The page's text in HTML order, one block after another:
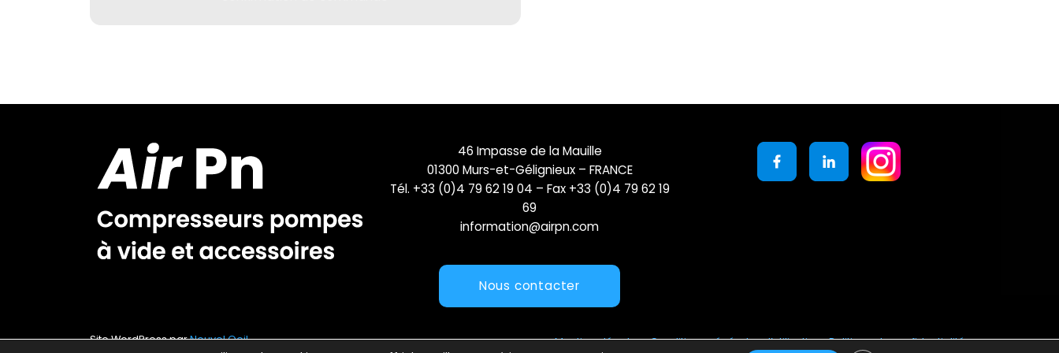
46 Impasse de la Mauille
01300 Murs-et-Gélignieux – FRANCE
Tél. +33 (0)4 79 62 19 04 – Fax +33 (0)4 79 62 19
69
information@airpn.com
Nous contacter
Site WordPress parNouvel Oeil Mentions légales Conditions générales d’utilisation Politique de confidentialité